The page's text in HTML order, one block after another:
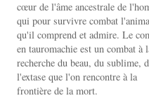
cœur de l'âme ancestrale de
qui pour survivre combat
qu'il comprend et admire. Le
en tauromachie est un combat à
recherche du beau, du sublime,
l'extase que l'on rencontre à la
frontière de la mort.